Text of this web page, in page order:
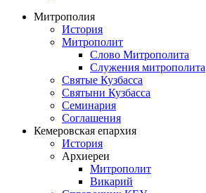
Митрополия
История
Митрополит
Слово Митрополита
Служения митрополита
Святые Кузбасса
Святыни Кузбасса
Семинария
Соглашения
Кемеровская епархия
История
Архиереи
Митрополит
Викарий